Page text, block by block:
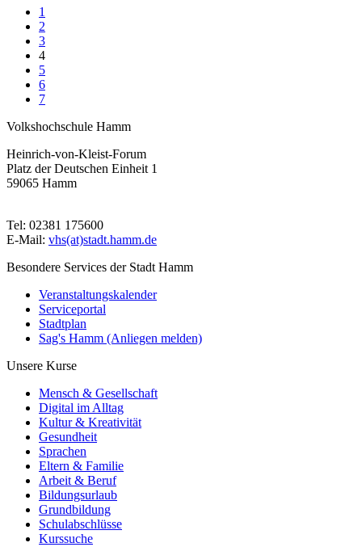
1
2
3
4
5
6
7
Volkshochschule Hamm
Heinrich-von-Kleist-Forum
Platz der Deutschen Einheit 1
59065 Hamm
Tel: 02381 175600
E-Mail: vhs(at)stadt.hamm.de
Besondere Services der Stadt Hamm
Veranstaltungskalender
Serviceportal
Stadtplan
Sag's Hamm (Anliegen melden)
Unsere Kurse
Mensch & Gesellschaft
Digital im Alltag
Kultur & Kreativität
Gesundheit
Sprachen
Eltern & Familie
Arbeit & Beruf
Bildungsurlaub
Grundbildung
Schulabschlüsse
Kurssuche